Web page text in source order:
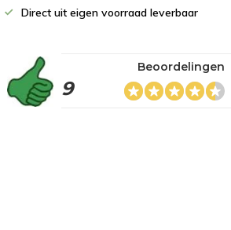
Direct uit eigen voorraad leverbaar
9
Beoordelingen